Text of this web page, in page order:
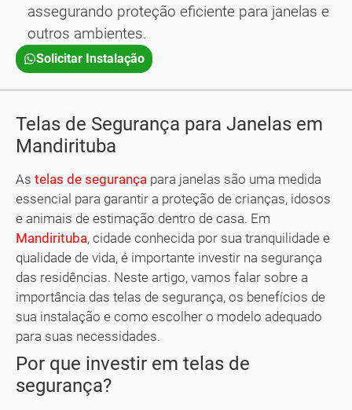
assegurando proteção eficiente para janelas e
outros ambientes.
Solicitar Instalação
Telas de Segurança para Janelas em
Mandirituba
As telas de segurança para janelas são uma medida
essencial para garantir a proteção de crianças, idosos
e animais de estimação dentro de casa. Em
Mandirituba, cidade conhecida por sua tranquilidade e
qualidade de vida, é importante investir na segurança
das residências. Neste artigo, vamos falar sobre a
importância das telas de segurança, os benefícios de
sua instalação e como escolher o modelo adequado
para suas necessidades.
Por que investir em telas de
segurança?